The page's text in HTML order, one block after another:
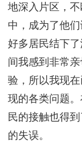
地深入片区，
中，成为了他
好多居民结下
间我感到非常
验，所以我现
现的各类问题
民的接触也得
的失误。